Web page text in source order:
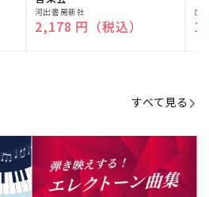
販
売
河出書房新社
通常価格
2,178 円（税込）
販
売
ひ
すべて見る